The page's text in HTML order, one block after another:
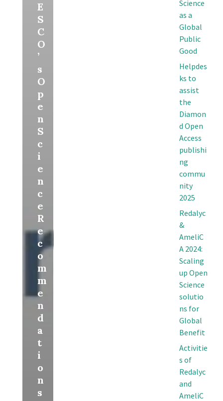
E
S
C
O
’
s
O
p
e
n
S
c
i
e
n
c
e
R
e
c
o
m
m
e
n
d
a
t
i
o
n
s
Science
as a
Global
Public
Good
Helpdes
ks to
assist
the
Diamon
d Open
Access
publishi
ng
commu
nity
2025
Redalyc
&
AmeliC
A 2024:
Scaling
up Open
Science
solutio
ns for
Global
Benefit
Activitie
s of
Redalyc
and
AmeliC